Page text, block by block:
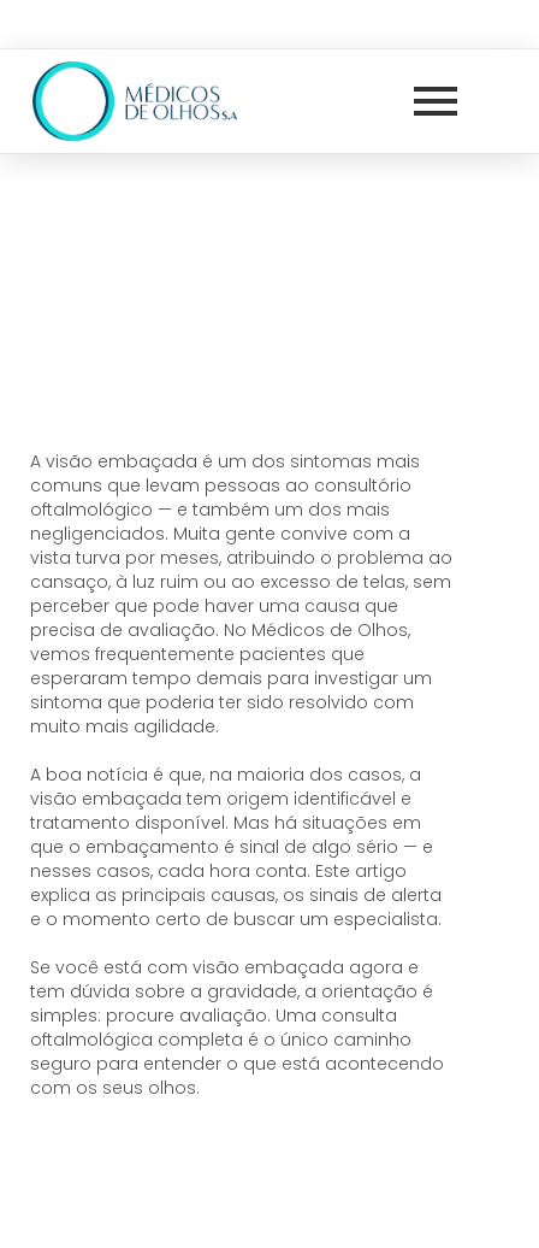
A visão embaçada é um dos sintomas mais
comuns que levam pessoas ao consultório
oftalmológico — e também um dos mais
negligenciados. Muita gente convive com a
vista turva por meses, atribuindo o problema ao
cansaço, à luz ruim ou ao excesso de telas, sem
perceber que pode haver uma causa que
precisa de avaliação. No Médicos de Olhos,
vemos frequentemente pacientes que
esperaram tempo demais para investigar um
sintoma que poderia ter sido resolvido com
muito mais agilidade.
A boa notícia é que, na maioria dos casos, a
visão embaçada tem origem identificável e
tratamento disponível. Mas há situações em
que o embaçamento é sinal de algo sério — e
nesses casos, cada hora conta. Este artigo
explica as principais causas, os sinais de alerta
e o momento certo de buscar um especialista.
Se você está com visão embaçada agora e
tem dúvida sobre a gravidade, a orientação é
simples: procure avaliação. Uma consulta
oftalmológica completa é o único caminho
seguro para entender o que está acontecendo
com os seus olhos.